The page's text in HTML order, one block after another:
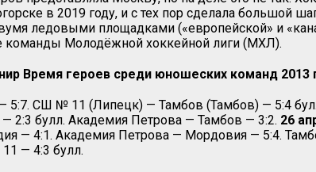
в 2019 году, и с тех пор сделала большой
ледовыми площадками («европейской» и
команды Молодёжной хоккейной лиги (МХЛ).
Время героев среди юношеских команд 2013
СШ № 11 (Липецк) — Тамбов (Тамбов) — 5:4
булл. Академия Петрова — Тамбов — 3:2. 26
— 4:1. Академия Петрова — Мордовия — 5:4.
— 4:3 булл.